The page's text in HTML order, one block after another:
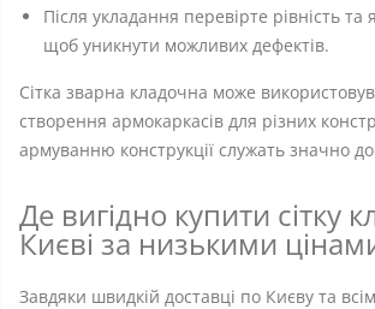
Після укладання перевірте рівність та
щоб уникнути можливих дефектів.
Сітка зварна кладочна може
створення армокаркасів для різних
армуванню конструкції служать значно
Де вигідно купити сітку
Києві за низькими
Завдяки швидкій доставці по Києву та